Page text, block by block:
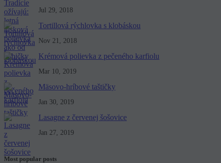
Jul 29, 2018
Tortillová rýchlovka s klobáskou
Nov 21, 2018
Krémová polievka z pečeného karfiolu
Mar 10, 2019
Mäsovo-hríbové taštičky
Jan 30, 2019
Lasagne z červenej šošovice
Jan 27, 2019
Most popular posts